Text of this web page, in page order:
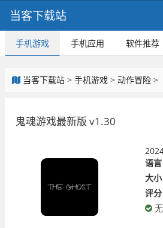
当客下载站
手机游戏 手机应用 软件推荐
当客下载站 > 手机游戏 > 动作冒险 >
鬼魂游戏最新版 v1.30
语言
大小
评分